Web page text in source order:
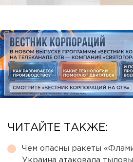
ЧИТАЙТЕ ТАКЖЕ:
Чем опасны ракеты
Украина атаковала